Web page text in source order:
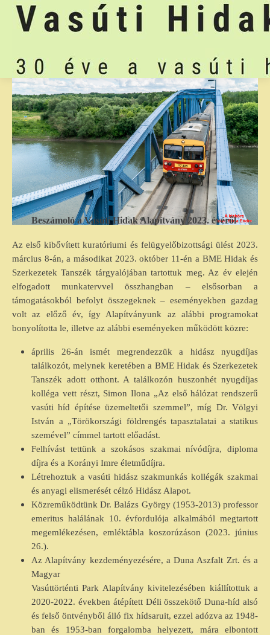
Beszámoló a Vasúti Hidak Alapítvány 2023. évéről
Az első kibővített kuratóriumi és felügyelőbizottsági ülést 2023.
március 8-án, a másodikat 2023. október 11-én a BME Hidak és
Szerkezetek Tanszék tárgyalójában tartottuk meg. Az év elején
elfogadott munkatervvel összhangban – elsősorban a
támogatásokból befolyt összegeknek – eseményekben gazdag
volt az előző év, így Alapítványunk az alábbi programokat
bonyolította le, illetve az alábbi eseményeken működött közre:
április 26-án ismét megrendezzük a hidász nyugdíjas
találkozót, melynek keretében a BME Hidak és Szerkezetek
Tanszék adott otthont. A találkozón huszonhét nyugdíjas
kolléga vett részt, Simon Ilona „Az első hálózat rendszerű
vasúti híd építése üzemeltetői szemmel”, míg Dr. Völgyi
István a „Törökországi földrengés tapasztalatai a statikus
szemével” címmel tartott előadást.
Felhívást tettünk a szokásos szakmai nívódíjra, diploma
díjra és a Korányi Imre életműdíjra.
Létrehoztuk a vasúti hidász szakmunkás kollégák szakmai
és anyagi elismerését célzó Hidász Alapot.
Közreműködtünk Dr. Balázs György (1953-2013) professor
emeritus halálának 10. évfordulója alkalmából megtartott
megemlékezésen, emléktábla koszorúzáson (2023. június
26.).
Az Alapítvány kezdeményezésére, a Duna Aszfalt Zrt. és a
Magyar
Vasúttörténti Park Alapítvány kivitelezésében kiállítottuk a
2020-2022. években átépített Déli összekötő Duna-híd alsó
és felső öntvényből álló fix hídsaruit, ezzel adózva az 1948-
ban és 1953-ban forgalomba helyezett, mára elbontott